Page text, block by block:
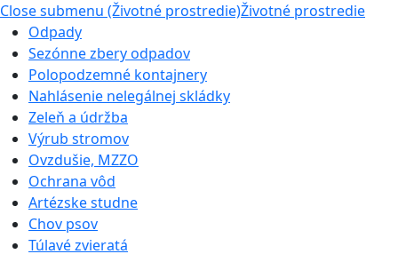
Close submenu (Životné prostredie)Životné prostredie
Odpady
Sezónne zbery odpadov
Polopodzemné kontajnery
Nahlásenie nelegálnej skládky
Zeleň a údržba
Výrub stromov
Ovzdušie, MZZO
Ochrana vôd
Artézske studne
Chov psov
Túlavé zvieratá